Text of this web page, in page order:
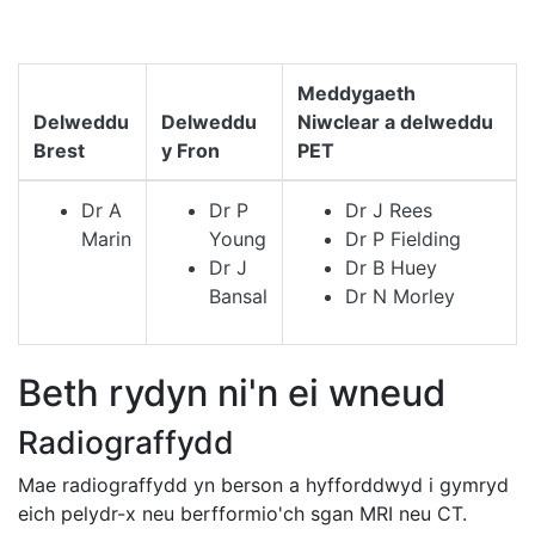
Delweddu
Brest
Delweddu
y Fron
Meddygaeth
Niwclear a delweddu
PET
Dr A
Marin
Dr P
Young
Dr J
Bansal
Dr J Rees
Dr P Fielding
Dr B Huey
Dr N Morley
Beth rydyn ni'n ei wneud
Radiograffydd
Mae radiograffydd yn berson a hyfforddwyd i gymryd
eich pelydr-x neu berfformio'ch sgan MRI neu CT.